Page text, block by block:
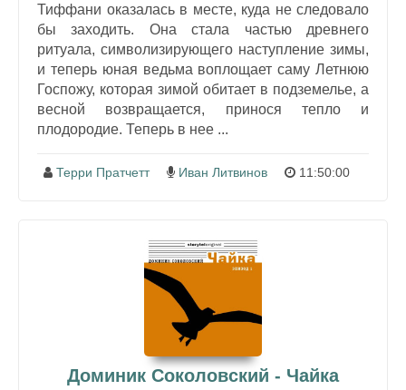
Тиффани оказалась в месте, куда не следовало
бы заходить. Она стала частью древнего
ритуала, символизирующего наступление зимы,
и теперь юная ведьма воплощает саму Летнюю
Госпожу, которая зимой обитает в подземелье, а
весной возвращается, принося тепло и
плодородие. Теперь в нее ...
Терри Пратчетт Иван Литвинов 11:50:00
Доминик Соколовский - Чайка